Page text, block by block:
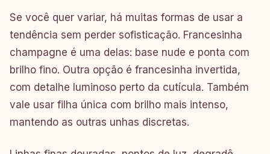
Se você quer variar, há muitas formas de usar a
tendência sem perder sofisticação. Francesinha
champagne é uma delas: base nude e ponta com
brilho fino. Outra opção é francesinha invertida,
com detalhe luminoso perto da cutícula. Também
vale usar filha única com brilho mais intenso,
mantendo as outras unhas discretas.